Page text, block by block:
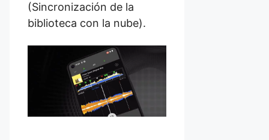
(Sincronización de la
biblioteca con la nube).